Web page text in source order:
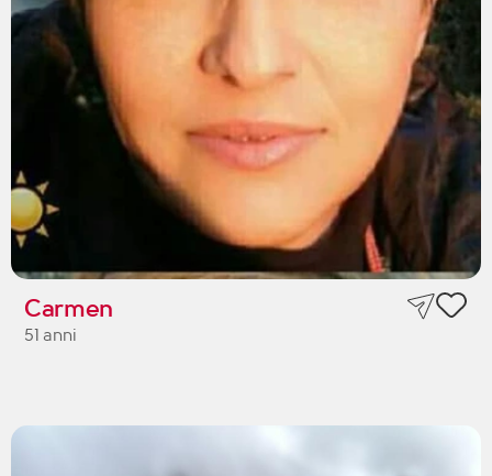
Carmen
51 anni